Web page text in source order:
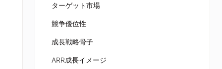
ターゲット市場
競争優位性
成長戦略骨子
ARR成長イメージ